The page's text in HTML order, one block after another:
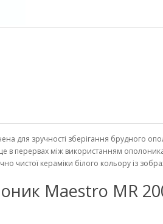
для зручності зберігання брудного
в перервах між використанням ополоника
чистої кераміки білого кольору із
Maestro MR